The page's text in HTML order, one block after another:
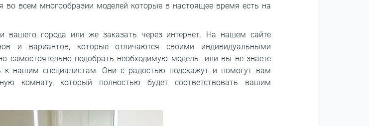
во всем многообразии моделей которые в настоящее время есть на
вашего города или же заказать через интернет. На нашем сайте
и вариантов, которые отличаются своими индивидуальными
самостоятельно подобрать необходимую модель или вы не знаете
к нашим специалистам. Они с радостью подскажут и помогут вам
комнату, который полностью будет соответствовать вашим